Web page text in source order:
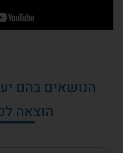
הנושאים בהם
הוצאה